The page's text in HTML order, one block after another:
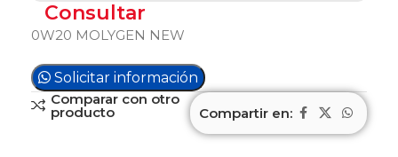
Consultar
0W20 MOLYGEN NEW
Solicitar información
Comparar con otro
producto Compartir en: